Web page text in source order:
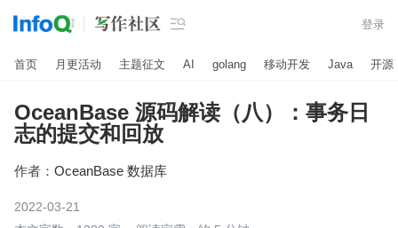
 登录
首页 月更活动 主题征文 AI golang 移动开发 Java 开源
OceanBase 源码解读（八）：事务日
志的提交和回放
作者： OceanBase 数据库
2022-03-21